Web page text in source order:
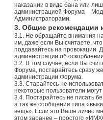
наказании в виде бана или
администрацией Форума –
Администраторами.
3. Общие рекомендации
3.1. Не обращайте внимания
им, даже если Вы считаете,
поддавайтесь на провокации.
администрации об
3.2. В том случае, если Вы
Форума, постарайтесь сразу
администрации Форума.
3.3. Старайтесь не
некоторые пользователи
3.4. Постарайтесь не писать
а так же сообщения типа
вещь». Если это Ваше лично
этом заранее – простого